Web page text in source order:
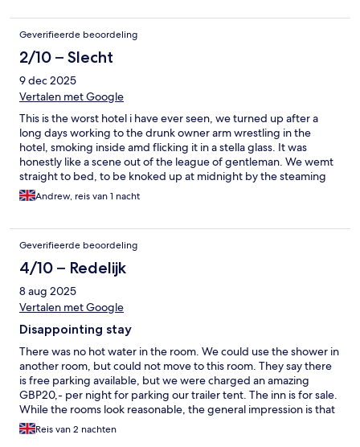
Geverifieerde beoordeling
2/10 – Slecht
9 dec 2025
Vertalen met Google
This is the worst hotel i have ever seen, we turned up after a
long days working to the drunk owner arm wrestling in the
hotel, smoking inside amd flicking it in a stella glass. It was
honestly like a scene out of the league of gentleman. We wemt
straight to bed, to be knoked up at midnight by the steaming
owner. He demanded payment even though we had paid
theough hotels.com, we showed him the receipt but he was
guys for your sakes avoid at all costs
Andrew, reis van 1 nacht
Geverifieerde beoordeling
4/10 – Redelijk
8 aug 2025
Vertalen met Google
Disappointing stay
There was no hot water in the room. We could use the shower in
another room, but could not move to this room. They say there
is free parking available, but we were charged an amazing
GBP20,- per night for parking our trailer tent. The inn is for sale.
While the rooms look reasonable, the general impression is that
the inn is in need of renovation, with non-working locks and
poorly screened-off storage areas.
Reis van 2 nachten